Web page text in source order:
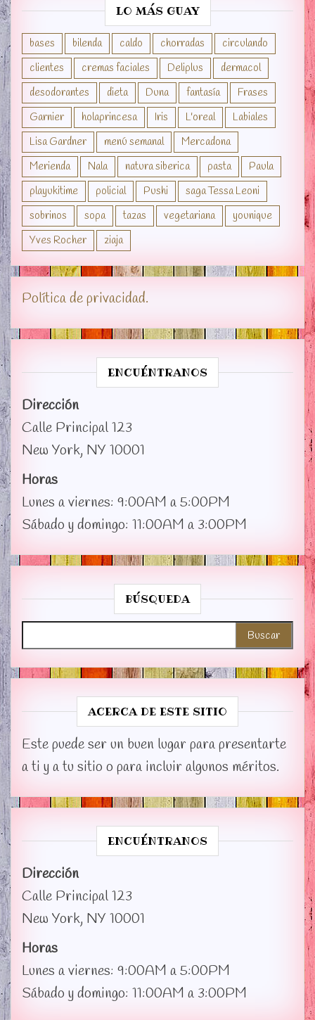
LO MÁS GUAY
bases bilenda caldo chorradas
circulando
clientes
cremas faciales Deliplus
dermacol
desodorantes
dieta Duna fantasía
Frases
Garnier
holaprincesa Iris L'oreal
Labiales
Lisa Gardner
menú semanal
Mercadona
Merienda
Nala natura siberica pasta
Paula
playukitime
policial Pushi
saga Tessa Leoni
sobrinos
sopa tazas vegetariana
younique
Yves Rocher
ziaja
Política de privacidad.
ENCUÉNTRANOS
Dirección
Calle Principal 123
New York, NY 10001
Horas
Lunes a viernes: 9:00AM a 5:00PM
Sábado y domingo: 11:00AM a 3:00PM
BÚSQUEDA
ACERCA DE ESTE SITIO
Este puede ser un buen lugar para presentarte
a ti y a tu sitio o para incluir algunos méritos.
ENCUÉNTRANOS
Dirección
Calle Principal 123
New York, NY 10001
Horas
Lunes a viernes: 9:00AM a 5:00PM
Sábado y domingo: 11:00AM a 3:00PM